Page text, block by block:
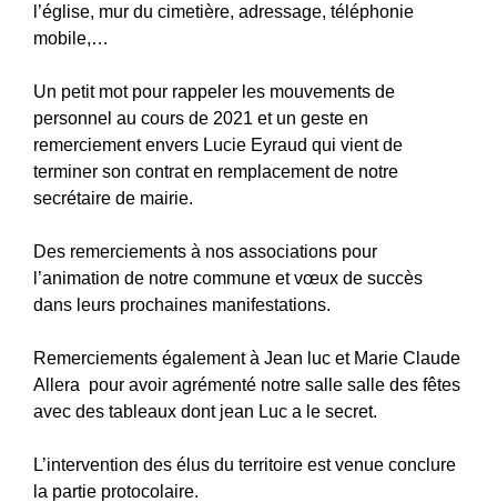
l’église, mur du cimetière, adressage, téléphonie
mobile,…
Un petit mot pour rappeler les mouvements de
personnel au cours de 2021 et un geste en
remerciement envers Lucie Eyraud qui vient de
terminer son contrat en remplacement de notre
secrétaire de mairie.
Des remerciements à nos associations pour
l’animation de notre commune et vœux de succès
dans leurs prochaines manifestations.
Remerciements également à Jean luc et Marie Claude
Allera pour avoir agrémenté notre salle salle des fêtes
avec des tableaux dont jean Luc a le secret.
L’intervention des élus du territoire est venue conclure
la partie protocolaire.